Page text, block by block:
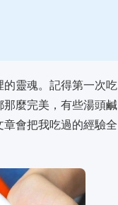
靈魂。記得第一次吃
麼完美，有些湯頭鹹
會把我吃過的經驗全